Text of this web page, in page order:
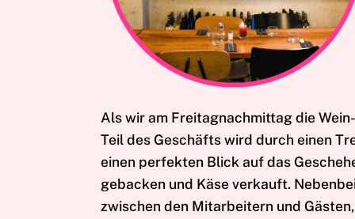
Als wir am Freitagnachmittag die
Teil des Geschäfts wird durch einen
einen perfekten Blick auf das
gebacken und Käse verkauft.
zwischen den Mitarbeitern und